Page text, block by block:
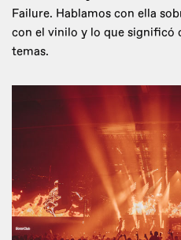
Failure. Hablamos con ella
con el vinilo y lo que significó
temas.